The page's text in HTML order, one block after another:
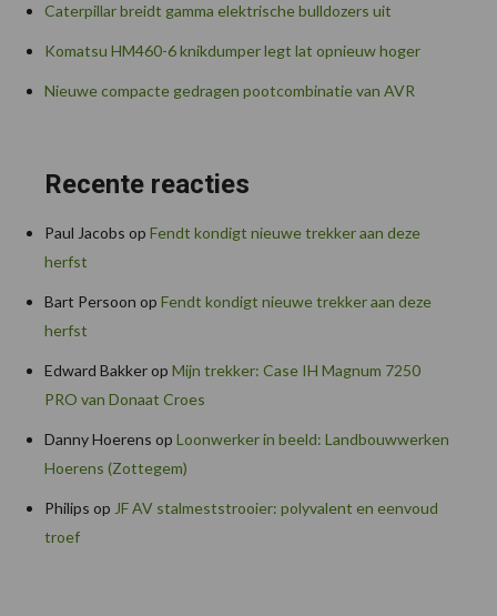
Caterpillar breidt gamma elektrische bulldozers uit
Komatsu HM460-6 knikdumper legt lat opnieuw hoger
Nieuwe compacte gedragen pootcombinatie van AVR
Recente reacties
Paul Jacobs op Fendt kondigt nieuwe trekker aan deze
herfst
Bart Persoon op Fendt kondigt nieuwe trekker aan deze
herfst
Edward Bakkerop Mijn trekker: Case IH Magnum 7250
PRO van Donaat Croes
Danny Hoerens op Loonwerker in beeld: Landbouwwerken
Hoerens (Zottegem)
Philips op JF AV stalmeststrooier: polyvalent en eenvoud
troef